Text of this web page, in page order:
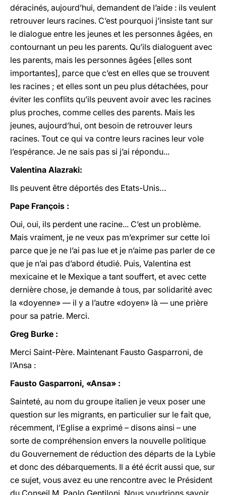
déracinés, aujourd’hui, demandent de l’aide : ils veulent
retrouver leurs racines. C’est pourquoi j’insiste tant sur
le dialogue entre les jeunes et les personnes âgées, en
contournant un peu les parents. Qu’ils dialoguent avec
les parents, mais les personnes âgées [elles sont
importantes], parce que c’est en elles que se trouvent
les racines ; et elles sont un peu plus détachées, pour
éviter les conflits qu’ils peuvent avoir avec les racines
plus proches, comme celles des parents. Mais les
jeunes, aujourd’hui, ont besoin de retrouver leurs
racines. Tout ce qui va contre leurs racines leur vole
l’espérance. Je ne sais pas si j’ai répondu...
Valentina Alazraki:
Ils peuvent être déportés des Etats-Unis…
Pape François :
Oui, oui, ils perdent une racine... C’est un problème.
Mais vraiment, je ne veux pas m’exprimer sur cette loi
parce que je ne l’ai pas lue et je n’aime pas parler de ce
que je n’ai pas d’abord étudié. Puis, Valentina est
mexicaine et le Mexique a tant souffert, et avec cette
dernière chose, je demande à tous, par solidarité avec
la «doyenne» — il y a l’autre «doyen» là — une prière
pour sa patrie. Merci.
Greg Burke :
Merci Saint-Père. Maintenant Fausto Gasparroni, de
l’Ansa :
Fausto Gasparroni, «Ansa» :
Sainteté, au nom du groupe italien je veux poser une
question sur les migrants, en particulier sur le fait que,
récemment, l’Eglise a exprimé – disons ainsi – une
sorte de compréhension envers la nouvelle politique
du Gouvernement de réduction des départs de la Lybie
et donc des débarquements. Il a été écrit aussi que, sur
ce sujet, vous avez eu une rencontre avec le Président
du Conseil M. Paolo Gentiloni. Nous voudrions savoir